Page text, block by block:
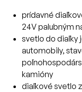
prídavné
24V palubným
svetlo do diaľky
automobily,
kamióny
diaľkové svetlo